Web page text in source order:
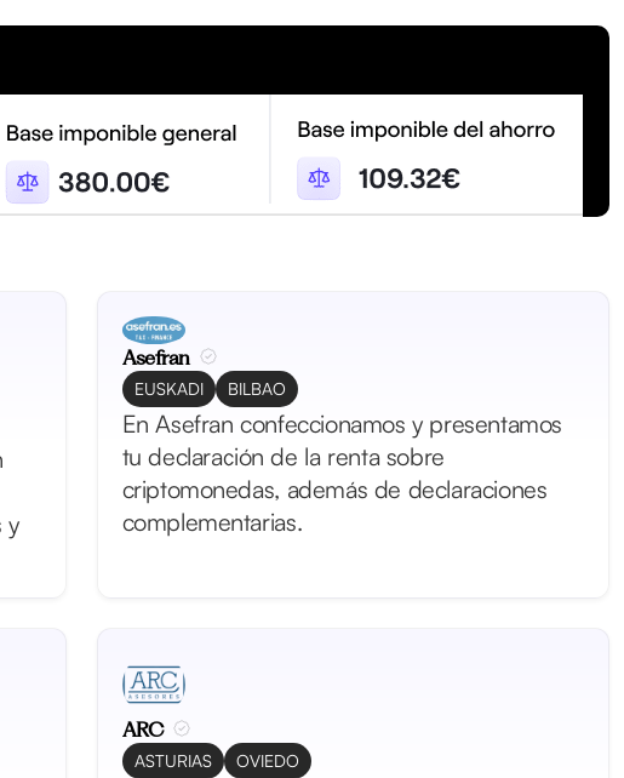
y
Asefran
EUSKADI BILBAO
En Asefran confeccionamos y presentamos
tu declaración de la renta sobre
criptomonedas, además de declaraciones
complementarias.
ARC
ASTURIAS OVIEDO